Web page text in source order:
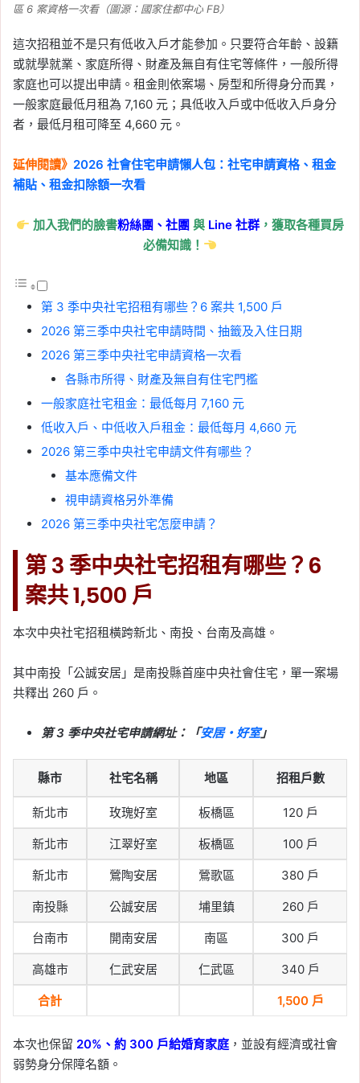
區 6 案資格一次看（圖源：國家住都中心 FB）
這次招租並不是只有低收入戶才能參加。只要符合年齡、設籍
或就學就業、家庭所得、財產及無自有住宅等條件，一般所得
家庭也可以提出申請。租金則依案場、房型和所得身分而異，
一般家庭最低月租為 7,160 元；具低收入戶或中低收入戶身分
者，最低月租可降至 4,660 元。
延伸閱讀》 2026 社會住宅申請懶人包：社宅申請資格、租金
補貼、租金扣除額一次看
加入我們的臉書粉絲團、社團與 Line社群 ，獲取各種買房
必備知識！
第 3 季中央社宅招租有哪些？6 案共 1,500 戶
2026 第三季中央社宅申請時間、抽籤及入住日期
2026 第三季中央社宅申請資格一次看
各縣市所得、財產及無自有住宅門檻
一般家庭社宅租金：最低每月 7,160 元
低收入戶、中低收入戶租金：最低每月 4,660 元
2026 第三季中央社宅申請文件有哪些？
基本應備文件
視申請資格另外準備
2026 第三季中央社宅怎麼申請？
第 3 季中央社宅招租有哪些？6
案共 1,500 戶
本次中央社宅招租橫跨新北、南投、台南及高雄。
其中南投「公誠安居」是南投縣首座中央社會住宅，單一案場
共釋出 260 戶。
第 3 季中央社宅申請網址：「安居・好室」
縣市 社宅名稱 地區 招租戶數
新北市 玫瑰好室 板橋區 120 戶
新北市 江翠好室 板橋區 100 戶
新北市 鶯陶安居 鶯歌區 380 戶
南投縣 公誠安居 埔里鎮 260 戶
台南市 開南安居 南區 300 戶
高雄市 仁武安居 仁武區 340 戶
合計 1,500 戶
本次也保留 20%、約 300 戶給婚育家庭 ，並設有經濟或社會
弱勢身分保障名額。